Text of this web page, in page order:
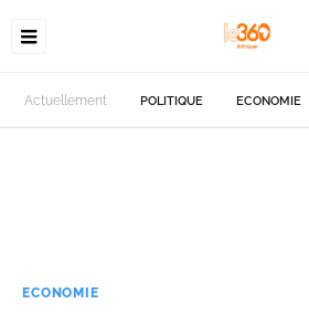
Actuellement POLITIQUE ECONOMIE
ECONOMIE